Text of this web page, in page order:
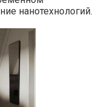
нанотехнологий.